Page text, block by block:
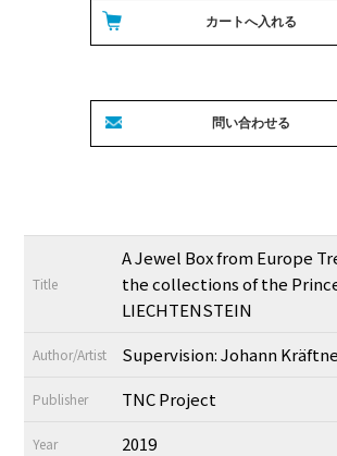
Title
A Jewel Box from Europe
the collections of the
LIECHTENSTEIN
Author/Artist Supervision: Johann
Publisher TNC Project
Year 2019